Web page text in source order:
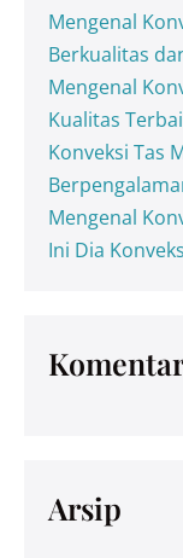
Mengenal
Berkualitas
Mengenal
Kualitas
Konveksi Tas
Mengenal
Ini Dia
Arsip